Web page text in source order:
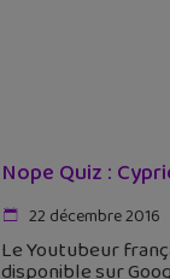
Nope Quiz :
22 décembre 2016
Le Youtubeur
disponible sur